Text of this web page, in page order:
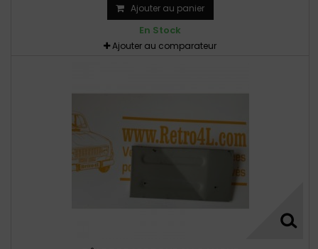
Ajouter au panier
En Stock
Ajouter au comparateur